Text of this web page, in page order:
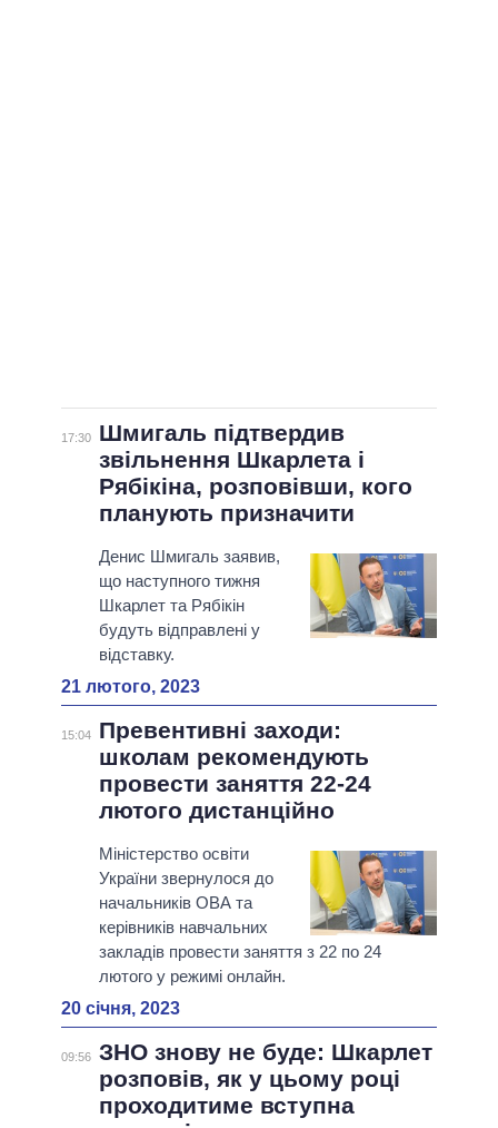
17:30
Шмигаль підтвердив
звільнення Шкарлета і
Рябікіна, розповівши, кого
планують призначити
Денис Шмигаль заявив,
що наступного тижня
Шкарлет та Рябікін
будуть відправлені у
відставку.
21 лютого, 2023
15:04
Превентивні заходи:
школам рекомендують
провести заняття 22-24
лютого дистанційно
Міністерство освіти
України звернулося до
начальників ОВА та
керівників навчальних
закладів провести заняття з 22 по 24
лютого у режимі онлайн.
20 січня, 2023
09:56 ЗНО знову не буде: Шкарлет
розповів, як у цьому році
проходитиме вступна